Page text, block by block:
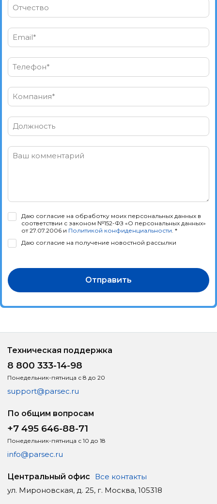
Отчество
Email*
Телефон*
Компания*
Должность
Ваш комментарий
Даю согласие на обработку моих персональных данных в
соответствии с законом №152-ФЗ «О персональных данных»
от 27.07.2006 и Политикой конфиденциальности . *
Даю согласие на получение новостной рассылки
Отправить
Техническая поддержка
8 800 333-14-98
Понедельник-пятница с 8 до 20
support@parsec.ru
По общим вопросам
+7 495 646-88-71
Понедельник-пятница с 10 до 18
info@parsec.ru
Центральный офис
Все контакты
ул. Мироновская, д. 25, г. Москва, 105318